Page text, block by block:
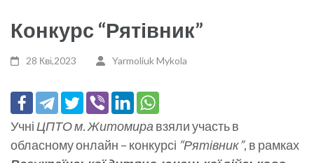
Конкурс “Рятівник”
28 Кві,2023 Yarmoliuk Mykola
УчніЦПТО м. Житомира взяли участь в
обласному онлайн – конкурсі “Рятівник”, в рамках